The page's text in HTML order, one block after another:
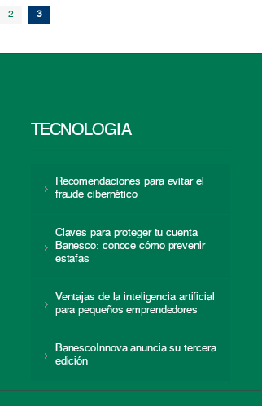
2 3
TECNOLOGÍA
Recomendaciones para evitar el
fraude cibernético
Claves para proteger tu cuenta
Banesco: conoce cómo prevenir
estafas
Ventajas de la inteligencia artificial
para pequeños emprendedores
BanescoInnova anuncia su tercera
edición